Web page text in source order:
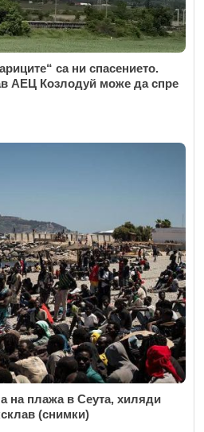
са ни спасението.
АЕЦ Козлодуй може да спре
на плажа в Сеута, хиляди
(снимки)